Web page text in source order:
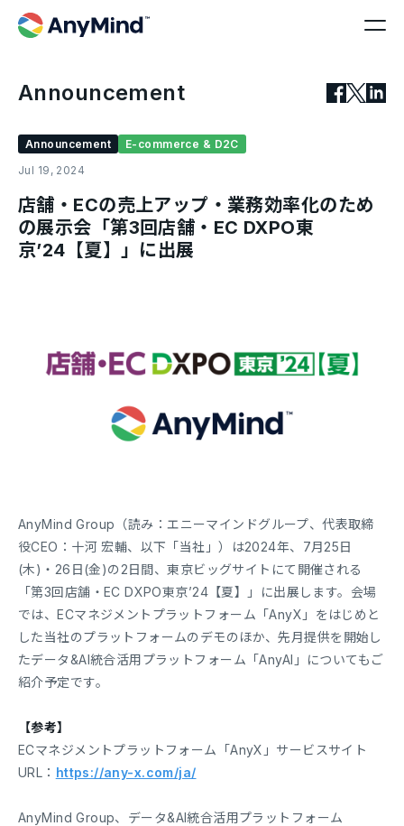
Announcement
Announcement
E-commerce & D2C
Jul 19, 2024
店舗・ECの売上アップ・業務効率化のため
の展示会「第3回店舗・EC DXPO東
京’24【夏】」に出展
AnyMind Group（読み：エニーマインドグループ、代表取締
役CEO：十河 宏輔、以下「当社」）は2024年、7月25日
(木)・26日(金)の2日間、東京ビッグサイトにて開催される
「第3回店舗・EC DXPO東京’24【夏】」に出展します。会場
では、ECマネジメントプラットフォーム「AnyX」をはじめと
した当社のプラットフォームのデモのほか、先月提供を開始し
たデータ&AI統合活用プラットフォーム「AnyAI」についてもご
紹介予定です。
【参考】
ECマネジメントプラットフォーム「AnyX」サービスサイト
URL： https://any-x.com/ja/
AnyMind Group、データ&AI統合活用プラットフォーム